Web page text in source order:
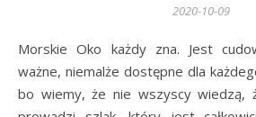
2020-10-09
Morskie Oko każdy zna. Jest cudowne, magiczne i co
ważne, niemalże dostępne dla
bo wiemy, że nie wszyscy wiedzą,